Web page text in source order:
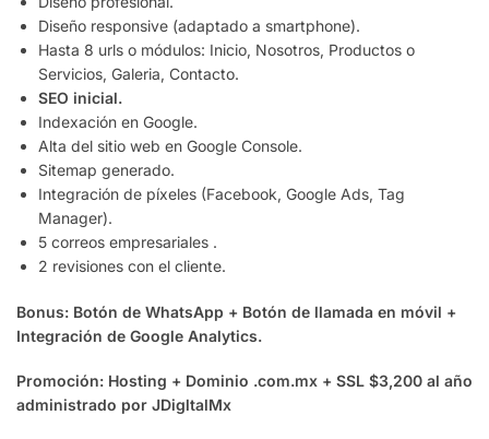
Diseño responsive (adaptado a smartphone).
Hasta 8 urls o módulos: Inicio, Nosotros, Productos o
Servicios, Galeria, Contacto.
SEO inicial.
Indexación en Google.
Alta del sitio web en Google Console.
Sitemap generado.
Integración de píxeles (Facebook, Google Ads, Tag
Manager).
5 correos empresariales .
2 revisiones con el cliente.
Bonus: Botón de WhatsApp + Botón de llamada en móvil +
Integración de Google Analytics.
Promoción: Hosting + Dominio .com.mx + SSL $3,200 al año
administrado por JDigltalMx